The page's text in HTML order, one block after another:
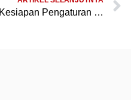
Kesiapan Pengaturan Lalu Lintas, Polsek Bojong Gelar Apel Pagi Jelang Libur Akhir Pekan